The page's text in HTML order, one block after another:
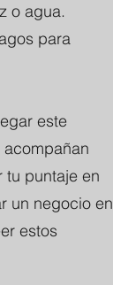
o agua.
para
este
tu puntaje en
un negocio en
estos